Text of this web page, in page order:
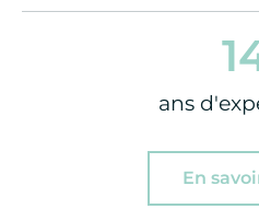
ans
En